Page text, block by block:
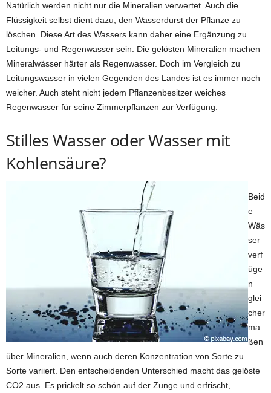
Natürlich werden nicht nur die Mineralien verwertet. Auch die
Flüssigkeit selbst dient dazu, den Wasserdurst der Pflanze zu
löschen. Diese Art des Wassers kann daher eine Ergänzung zu
Leitungs- und Regenwasser sein. Die gelösten Mineralien machen
Mineralwässer härter als Regenwasser. Doch im Vergleich zu
Leitungswasser in vielen Gegenden des Landes ist es immer noch
weicher. Auch steht nicht jedem Pflanzenbesitzer weiches
Regenwasser für seine Zimmerpflanzen zur Verfügung.
Stilles Wasser oder Wasser mit
Kohlensäure?
Beid
e
Wäs
ser
verf
üge
n
glei
cher
ma
ßen
über Mineralien, wenn auch deren Konzentration von Sorte zu
Sorte variiert. Den entscheidenden Unterschied macht das gelöste
CO2 aus. Es prickelt so schön auf der Zunge und erfrischt,